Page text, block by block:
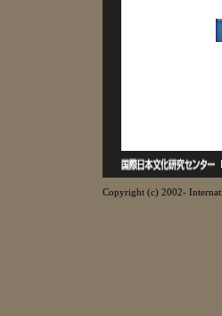
Copyright (c) 2002-